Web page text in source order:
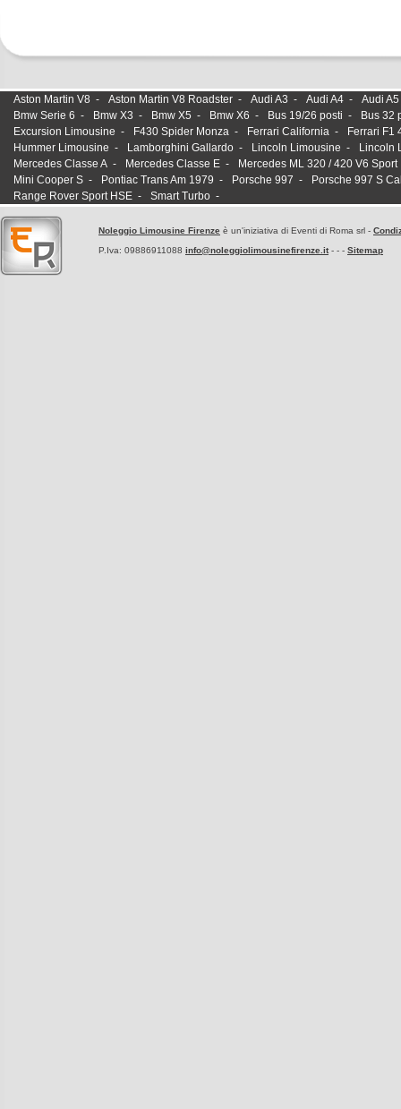
Aston Martin V8 - Aston Martin V8 Roadster - Audi A3 - Audi A4 - Audi A5
Bmw Serie 6 - Bmw X3 - Bmw X5 - Bmw X6 - Bus 19/26 posti -
Bus 32
Excursion Limousine - F430 Spider Monza - Ferrari California -
Ferrari F1
Hummer Limousine - Lamborghini Gallardo - Lincoln Limousine -
Lincoln
Mercedes Classe A - Mercedes Classe E - Mercedes ML 320 / 420 V6 Sport
Mini Cooper S - Pontiac Trans Am 1979 - Porsche 997 -
Porsche 997 S
Range Rover Sport HSE - Smart Turbo -
Noleggio Limousine Firenze è un'iniziativa di Eventi di Roma srl -
P.Iva: 09886911088 info@noleggiolimousinefirenze.it- - - Sitemap